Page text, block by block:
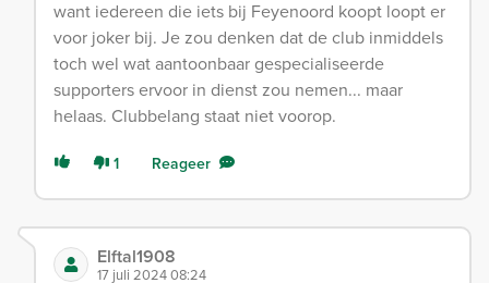
want iedereen die iets bij Feyenoord koopt loopt er
voor joker bij. Je zou denken dat de club inmiddels
toch wel wat aantoonbaar gespecialiseerde
supporters ervoor in dienst zou nemen... maar
helaas. Clubbelang staat niet voorop.
1 Reageer
Elftal1908
17 juli 2024 08:24